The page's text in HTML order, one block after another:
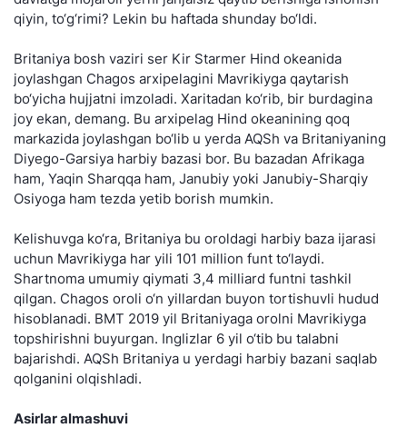
qiyin, to‘g‘rimi? Lekin bu haftada shunday bo‘ldi.
Britaniya bosh vaziri ser Kir Starmer Hind okeanida
joylashgan Chagos arxipelagini Mavrikiyga qaytarish
bo‘yicha hujjatni imzoladi. Xaritadan ko‘rib, bir burdagina
joy ekan, demang. Bu arxipelag Hind okeanining qoq
markazida joylashgan bo‘lib u yerda AQSh va Britaniyaning
Diyego-Garsiya harbiy bazasi bor. Bu bazadan Afrikaga
ham, Yaqin Sharqqa ham, Janubiy yoki Janubiy-Sharqiy
Osiyoga ham tezda yetib borish mumkin.
Kelishuvga ko‘ra, Britaniya bu oroldagi harbiy baza ijarasi
uchun Mavrikiyga har yili 101 million funt to‘laydi.
Shartnoma umumiy qiymati 3,4 milliard funtni tashkil
qilgan. Chagos oroli o‘n yillardan buyon tortishuvli hudud
hisoblanadi. BMT 2019 yil Britaniyaga orolni Mavrikiyga
topshirishni buyurgan. Inglizlar 6 yil o‘tib bu talabni
bajarishdi. AQSh Britaniya u yerdagi harbiy bazani saqlab
qolganini olqishladi.
Asirlar almashuvi